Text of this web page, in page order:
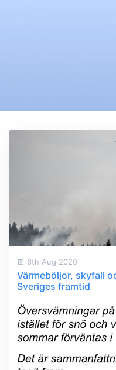
6th Aug 2020
Värmeböljor, skyfall
Sveriges framtid